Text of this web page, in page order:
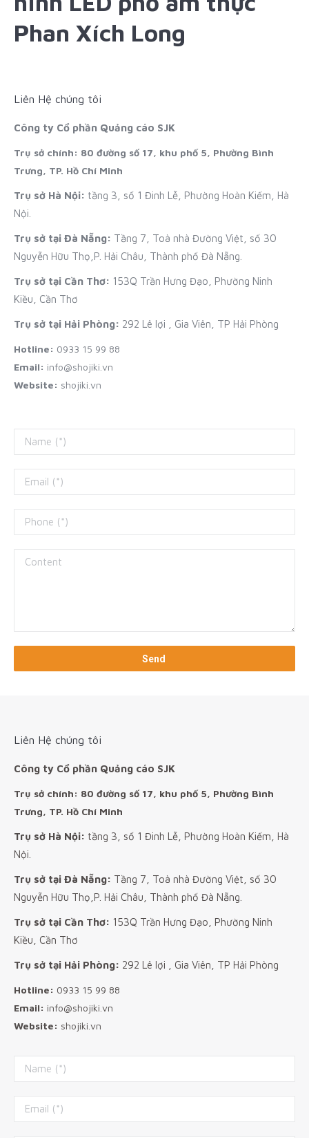
Phan Xích Long
Liên Hệ chúng tôi
Công ty Cổ phần Quảng cáo SJK
Trụ sở chính: 80 đường số 17, khu phố 5, Phường Bình
Trưng, TP. Hồ Chí Minh
Trụ sở Hà Nội: tầng 3, số 1 Đinh Lễ, Phường Hoàn Kiếm, Hà
Nội.
Trụ sở tại Đà Nẵng: Tầng 7, Toà nhà Đường Việt, số 30
Nguyễn Hữu Thọ,P. Hải Châu, Thành phố Đà Nẵng.
Trụ sở tại Cần Thơ: 153Q Trần Hưng Đạo, Phường Ninh
Kiều, Cần Thơ
Trụ sở tại Hải Phòng: 292 Lê lợi , Gia Viên, TP Hải Phòng
Hotline: 0933 15 99 88
Email: info@shojiki.vn
Website: shojiki.vn
Liên Hệ chúng tôi
Công ty Cổ phần Quảng cáo SJK
Trụ sở chính: 80 đường số 17, khu phố 5, Phường Bình
Trưng, TP. Hồ Chí Minh
Trụ sở Hà Nội: tầng 3, số 1 Đinh Lễ, Phường Hoàn Kiếm, Hà
Nội.
Trụ sở tại Đà Nẵng: Tầng 7, Toà nhà Đường Việt, số 30
Nguyễn Hữu Thọ,P. Hải Châu, Thành phố Đà Nẵng.
Trụ sở tại Cần Thơ: 153Q Trần Hưng Đạo, Phường Ninh
Kiều, Cần Thơ
Trụ sở tại Hải Phòng: 292 Lê lợi , Gia Viên, TP Hải Phòng
Hotline: 0933 15 99 88
Email: info@shojiki.vn
Website: shojiki.vn